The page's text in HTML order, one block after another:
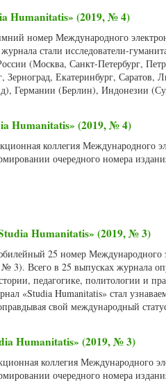
Humanitatis» (2019, № 4)
номер Международного
стали исследователи-
(Москва, Санкт-Петербург,
Зерноград, Екатеринбург,
Германии (Берлин), Индонезии
Humanitatis» (2019, № 4)
коллегия Международного
очередного номера
Humanitatis» (2019, № 3)
25 номер Международного
3). Всего в 25 выпусках журнала
педагогике, политологии и
«Studia Humanitatis» стал
свой международный
Humanitatis» (2019, № 3)
коллегия Международного
очередного номера